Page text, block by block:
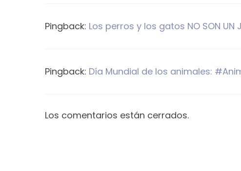
Pingback: Los perros y los gatos NO SON UN
Pingback: Día Mundial de los animales:
Los comentarios están cerrados.